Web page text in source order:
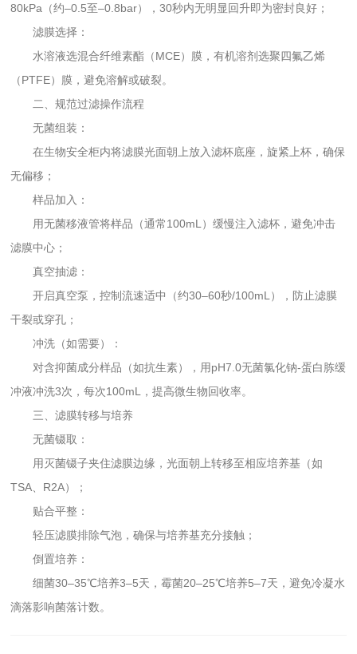
80kPa（约–0.5至–0.8bar），30秒内无明显回升即为密封良好；
滤膜选择：
水溶液选混合纤维素酯（MCE）膜，有机溶剂选聚四氟乙烯
（PTFE）膜，避免溶解或破裂。
二、规范过滤操作流程
无菌组装：
在生物安全柜内将滤膜光面朝上放入滤杯底座，旋紧上杯，确保
无偏移；
样品加入：
用无菌移液管将样品（通常100mL）缓慢注入滤杯，避免冲击
滤膜中心；
真空抽滤：
开启真空泵，控制流速适中（约30–60秒/100mL），防止滤膜
干裂或穿孔；
冲洗（如需要）：
对含抑菌成分样品（如抗生素），用pH7.0无菌氯化钠-蛋白胨缓
冲液冲洗3次，每次100mL，提高微生物回收率。
三、滤膜转移与培养
无菌镊取：
用灭菌镊子夹住滤膜边缘，光面朝上转移至相应培养基（如
TSA、R2A）；
贴合平整：
轻压滤膜排除气泡，确保与培养基充分接触；
倒置培养：
细菌30–35℃培养3–5天，霉菌20–25℃培养5–7天，避免冷凝水
滴落影响菌落计数。